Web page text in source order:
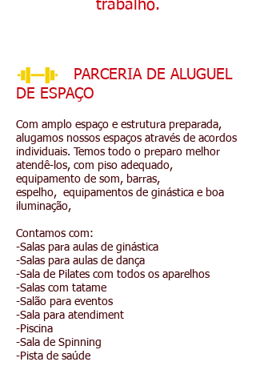
trabalho.
PARCERIA DE ALUGUEL
DE ESPAÇO
Com amplo espaço e estrutura preparada,
alugamos nossos espaços através de acordos
individuais. Temos todo o preparo melhor
atendê-los, com piso adequado,
equipamento de som, barras,
espelho, equipamentos de ginástica e boa
iluminação,
Contamos com:
-Salas para aulas de ginástica
-Salas para aulas de dança
-Sala de Pilates com todos os aparelhos
-Salas com tatame
-Salão para eventos
-Sala para atendiment
-Piscina
-Sala de Spinning
-Pista de saúde